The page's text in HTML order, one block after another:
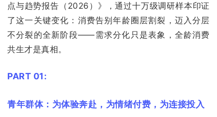
点与趋势报告（2026） 》，通过十万级调研样本印证
了这一关键变化：消费告别年龄圈层割裂，迈入分层
不分裂的全新阶段——需求分化只是表象，全龄消费
共生才是真相。
PART 01:
青年群体： 为体验奔赴，为情绪付费，为连接投入